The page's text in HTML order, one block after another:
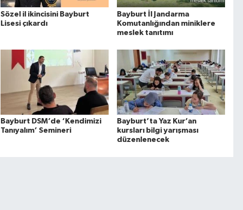
Sözel il ikincisini Bayburt
Lisesi çıkardı
Bayburt İl Jandarma
Komutanlığından miniklere
meslek tanıtımı
Bayburt DSM’de ‘Kendimizi
Tanıyalım’ Semineri
Bayburt’ta Yaz Kur’an
kursları bilgi yarışması
düzenlenecek